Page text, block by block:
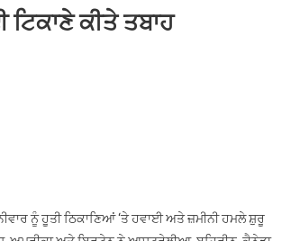
ਕੀਤੇ ਤਬਾਹ
ਨੂੰ ਹੂਤੀ ਠਿਕਾਣਿਆਂ ‘ਤੇ ਹਵਾਈ ਅਤੇ ਜ਼ਮੀਨੀ ਹਮਲੇ ਸ਼ੁਰੂ